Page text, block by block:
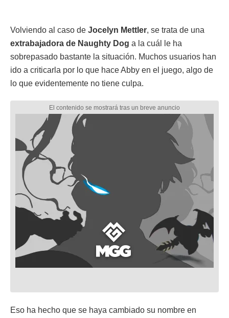
Volviendo al caso de Jocelyn Mettler, se trata de una
extrabajadora de Naughty Dog a la cuál le ha
sobrepasado bastante la situación. Muchos usuarios han
ido a criticarla por lo que hace Abby en el juego, algo de
lo que evidentemente no tiene culpa.
Eso ha hecho que se haya cambiado su nombre en